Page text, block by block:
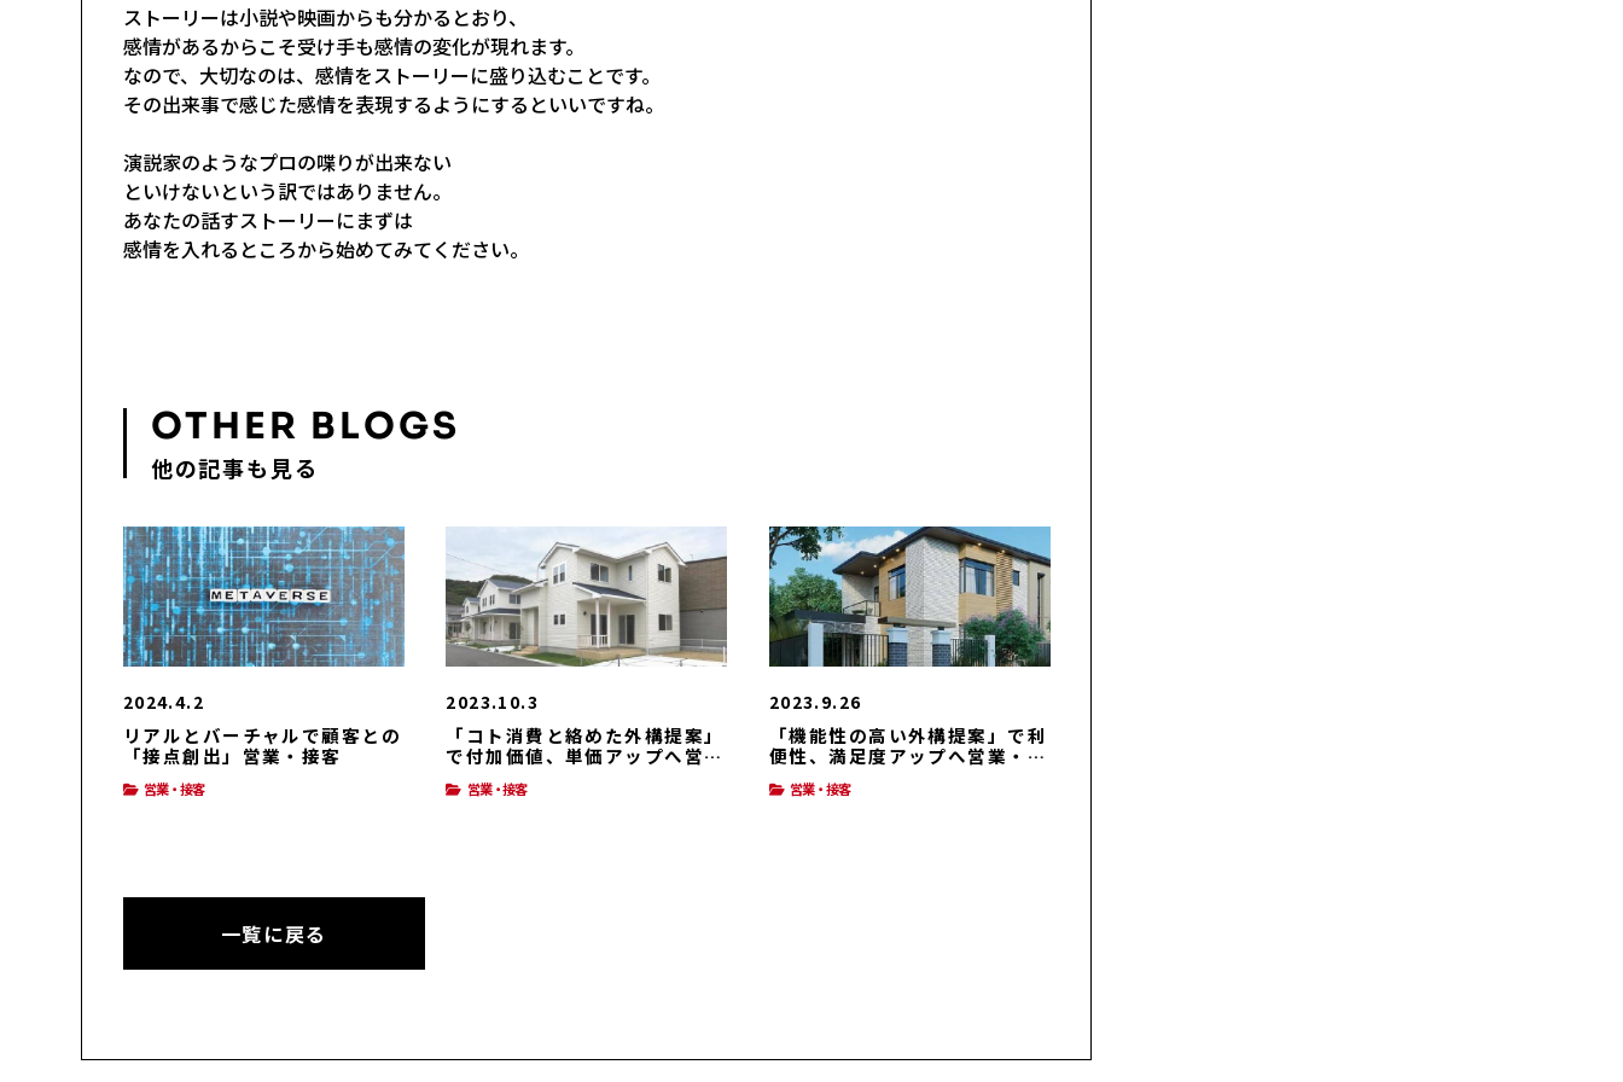
ストーリーは小説や映画からも分かるとおり、
感情があるからこそ受け手も感情の変化が現れます。
なので、大切なのは、感情をストーリーに盛り込むことです。
その出来事で感じた感情を表現するようにするといいですね。
演説家のようなプロの喋りが出来ない
といけないという訳ではありません。
あなたの話すストーリーにまずは
感情を入れるところから始めてみてください。
OTHER BLOGS
他の記事も見る
2024.4.2
リアルとバーチャルで顧客との
「接点創出」営業・接客
営業・接客
2023.10.3
「コト消費と絡めた外構提案」
で付加価値、単価アップへ営
営業・接客
2023.9.26
「機能性の高い外構提案」で利
便性、満足度アップへ営業・接
営業・接客
一覧に戻る